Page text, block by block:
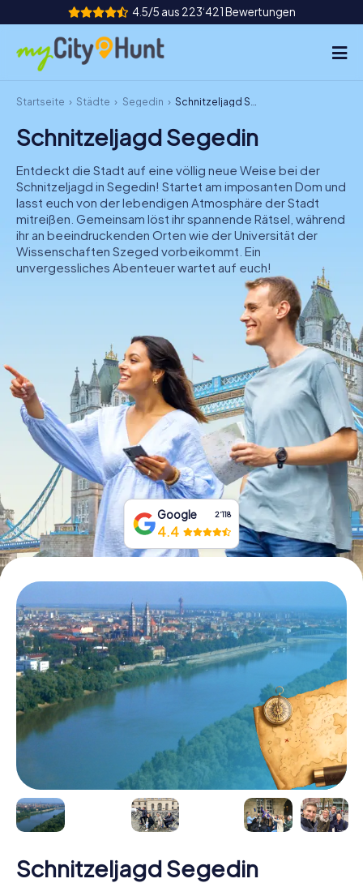
4.5/5 aus 223‘421 Bewertungen
So funktioniert's
Städte
Touren
Teamevent
Tickets
DE
IE
NL
Tickets buchen
Gutscheine bestellen
Startseite Städte Segedin Schnitzeljagd Segedin
Schnitzeljagd Segedin
Entdeckt die Stadt auf eine völlig neue Weise bei der
Schnitzeljagd in Segedin! Startet am imposanten Dom und
lasst euch von der lebendigen Atmosphäre der Stadt
mitreißen. Gemeinsam löst ihr spannende Rätsel, während
ihr an beeindruckenden Orten wie der Universität der
Wissenschaften Szeged vorbeikommt. Ein
unvergessliches Abenteuer wartet auf euch!
Google 2‘118
4.4
Schnitzeljagd Segedin